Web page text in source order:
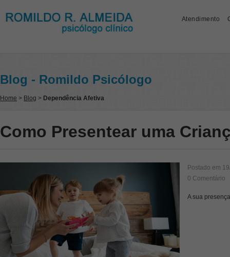
Atendimento
Blog - Romildo Psicólogo
Home > Blog > Dependência Afetiva
Como Presentear uma
Postado em
0 Comentário
A sua